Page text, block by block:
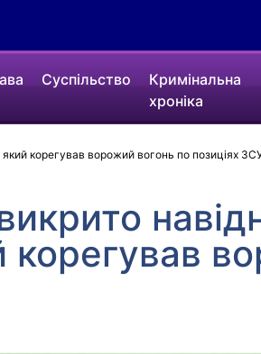
Суспільство
Кримінальна
хроніка
корегував ворожий вогонь по позиціях